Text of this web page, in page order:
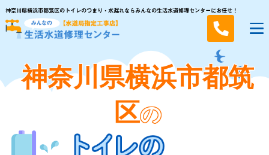
神奈川県横浜市都筑区のトイレのつまり・水漏れならみんなの生活水道修理センターにお任せ！
神奈川県横浜市都筑
区の